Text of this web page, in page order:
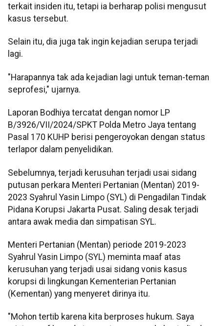
terkait insiden itu, tetapi ia berharap polisi mengusut
kasus tersebut.
Selain itu, dia juga tak ingin kejadian serupa terjadi
lagi.
"Harapannya tak ada kejadian lagi untuk teman-teman
seprofesi," ujarnya.
Laporan Bodhiya tercatat dengan nomor LP
B/3926/VII/2024/SPKT Polda Metro Jaya tentang
Pasal 170 KUHP berisi pengeroyokan dengan status
terlapor dalam penyelidikan.
Sebelumnya, terjadi kerusuhan terjadi usai sidang
putusan perkara Menteri Pertanian (Mentan) 2019-
2023 Syahrul Yasin Limpo (SYL) di Pengadilan Tindak
Pidana Korupsi Jakarta Pusat. Saling desak terjadi
antara awak media dan simpatisan SYL.
Menteri Pertanian (Mentan) periode 2019-2023
Syahrul Yasin Limpo (SYL) meminta maaf atas
kerusuhan yang terjadi usai sidang vonis kasus
korupsi di lingkungan Kementerian Pertanian
(Kementan) yang menyeret dirinya itu.
"Mohon tertib karena kita berproses hukum. Saya